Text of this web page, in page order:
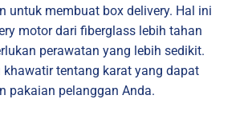
untuk membuat box delivery. Hal ini
motor dari fiberglass lebih tahan
perawatan yang lebih sedikit.
khawatir tentang karat yang dapat
pakaian pelanggan Anda.